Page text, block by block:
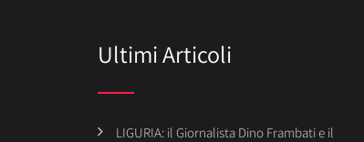
Ultimi Articoli
LIGURIA: il Giornalista Dino Frambati e il